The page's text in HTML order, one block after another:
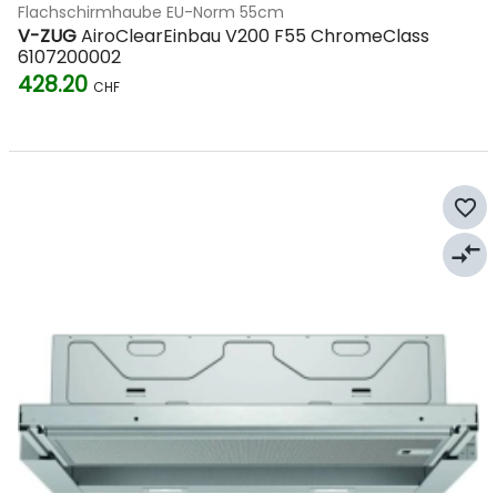
Flachschirmhaube EU-Norm 55cm
V-ZUGAiroClearEinbau V200 F55 ChromeClass
6107200002
428.20 CHF
favorite_border
compare_arrows